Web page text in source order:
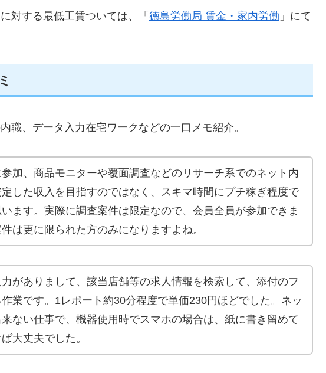
対する最低工賃ついては、「 徳島労働局 賃金・家内労働 」にて
職、データ入力在宅ワークなどの一口メモ紹介。
加、商品モニターや覆面調査などのリサーチ系でのネット内
した収入を目指すのではなく、スキマ時間にプチ稼ぎ程度で
ます。実際に調査案件は限定なので、会員全員が参加できま
は更に限られた方のみになりますよね。
がありまして、該当店舗等の求人情報を検索して、添付のフ
業です。1レポート約30分程度で単価230円ほどでした。ネッ
来ない仕事で、機器使用時でスマホの場合は、紙に書き留めて
大丈夫でした。